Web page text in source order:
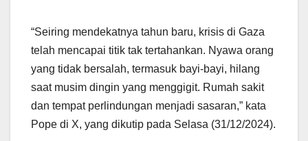
“Seiring mendekatnya tahun baru, krisis di Gaza
telah mencapai titik tak tertahankan. Nyawa orang
yang tidak bersalah, termasuk bayi-bayi, hilang
saat musim dingin yang menggigit. Rumah sakit
dan tempat perlindungan menjadi sasaran,” kata
Pope di X, yang dikutip pada Selasa (31/12/2024).